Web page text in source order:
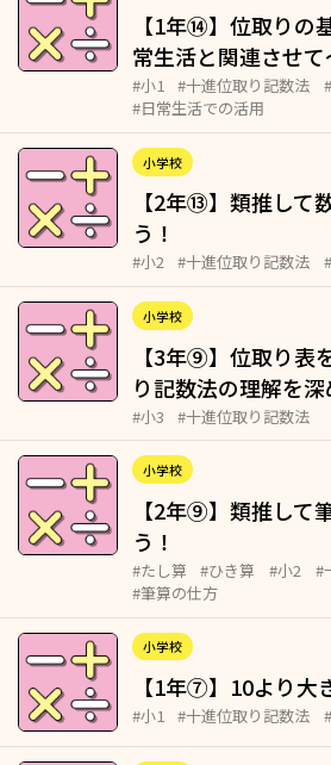
【1年⑭】位取り
常生活と関連させて
#小1 #十進位取り記数法
#日常生活での活用
小学校
【2年⑬】類推して
う！
#小2 #十進位取り記数法
小学校
【3年⑨】位取り表
り記数法の理解を深
#小3 #十進位取り記数法
小学校
【2年⑨】類推して
う！
#たし算 #ひき算 #小2
#
#筆算の仕方
小学校
【1年⑦】10より大
#小1 #十進位取り記数法